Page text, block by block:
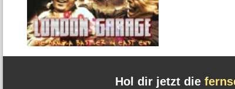
Hol dir jetzt die